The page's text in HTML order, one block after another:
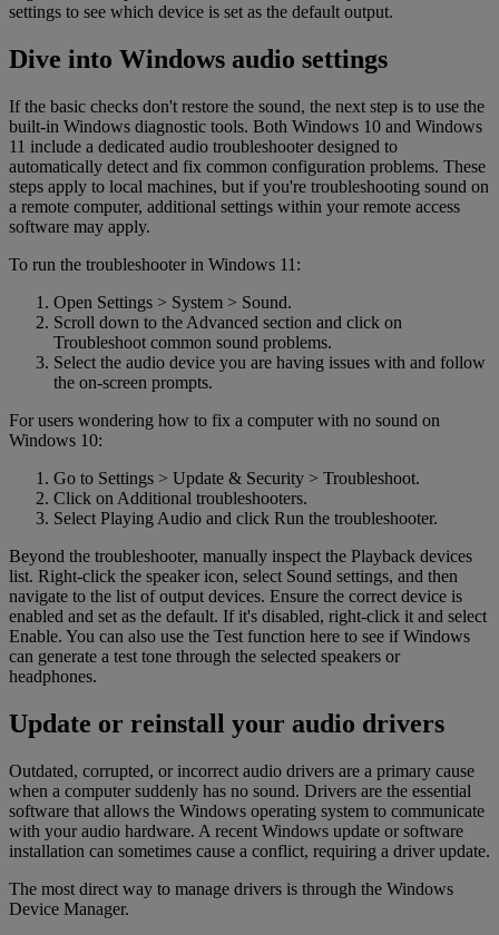
settings to see which device is set as the default output.
Dive into Windows audio settings
If the basic checks don't restore the sound, the next step is to use the
built-in Windows diagnostic tools. Both Windows 10 and Windows
11 include a dedicated audio troubleshooter designed to
automatically detect and fix common configuration problems. These
steps apply to local machines, but if you're troubleshooting sound on
a remote computer, additional settings within your remote access
software may apply.
To run the troubleshooter in Windows 11:
Open Settings > System > Sound.
Scroll down to the Advanced section and click on
Troubleshoot common sound problems.
Select the audio device you are having issues with and follow
the on-screen prompts.
For users wondering how to fix a computer with no sound on
Windows 10:
Go to Settings > Update & Security > Troubleshoot.
Click on Additional troubleshooters.
Select Playing Audio and click Run the troubleshooter.
Beyond the troubleshooter, manually inspect the Playback devices
list. Right-click the speaker icon, select Sound settings, and then
navigate to the list of output devices. Ensure the correct device is
enabled and set as the default. If it's disabled, right-click it and select
Enable. You can also use the Test function here to see if Windows
can generate a test tone through the selected speakers or
headphones.
Update or reinstall your audio drivers
Outdated, corrupted, or incorrect audio drivers are a primary cause
when a computer suddenly has no sound. Drivers are the essential
software that allows the Windows operating system to communicate
with your audio hardware. A recent Windows update or software
installation can sometimes cause a conflict, requiring a driver update.
The most direct way to manage drivers is through the Windows
Device Manager.